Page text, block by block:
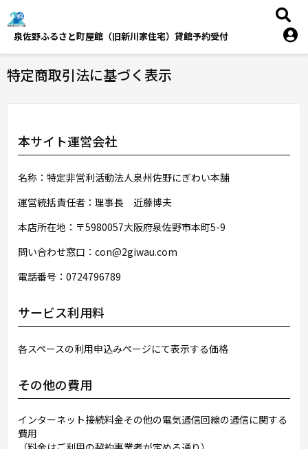
泉佐野ふるさと町屋館（旧新川家住宅）貸館予約受付
特定商取引法に基づく表示
本サイト運営会社
名称：特定非営利活動法人泉州佐野にぎわい本舗
運営統括責任者：理事長 近藤博夫
本店所在地：〒5980057大阪府泉佐野市本町5-9
問い合わせ窓口：con@2giwau.com
電話番号：0724796789
サービス利用料
各スペースの利用申込みページにて表示する価格
その他の費用
インターネット接続料金その他の電気通信回線の通信に関する
費用